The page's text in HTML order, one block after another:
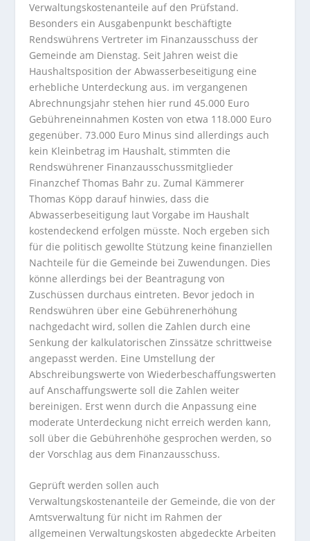
Verwaltungskostenanteile auf den Prüfstand.
Besonders ein Ausgabenpunkt beschäftigte
Rendswührens Vertreter im Finanzausschuss der
Gemeinde am Dienstag. Seit Jahren weist die
Haushaltsposition der Abwasserbeseitigung eine
erhebliche Unterdeckung aus. im vergangenen
Abrechnungsjahr stehen hier rund 45.000 Euro
Gebühreneinnahmen Kosten von etwa 118.000 Euro
gegenüber. 73.000 Euro Minus sind allerdings auch
kein Kleinbetrag im Haushalt, stimmten die
Rendswührener Finanzausschussmitglieder
Finanzchef Thomas Bahr zu. Zumal Kämmerer
Thomas Köpp darauf hinwies, dass die
Abwasserbeseitigung laut Vorgabe im Haushalt
kostendeckend erfolgen müsste. Noch ergeben sich
für die politisch gewollte Stützung keine finanziellen
Nachteile für die Gemeinde bei Zuwendungen. Dies
könne allerdings bei der Beantragung von
Zuschüssen durchaus eintreten. Bevor jedoch in
Rendswühren über eine Gebührenerhöhung
nachgedacht wird, sollen die Zahlen durch eine
Senkung der kalkulatorischen Zinssätze schrittweise
angepasst werden. Eine Umstellung der
Abschreibungswerte von Wiederbeschaffungswerten
auf Anschaffungswerte soll die Zahlen weiter
bereinigen. Erst wenn durch die Anpassung eine
moderate Unterdeckung nicht erreich werden kann,
soll über die Gebührenhöhe gesprochen werden, so
der Vorschlag aus dem Finanzausschuss.
Geprüft werden sollen auch
Verwaltungskostenanteile der Gemeinde, die von der
Amtsverwaltung für nicht im Rahmen der
allgemeinen Verwaltungskosten abgedeckte Arbeiten